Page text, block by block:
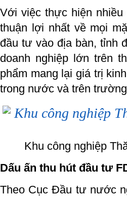
Với việc thực hiện nhiều
thuận lợi nhất về mọi
đầu tư vào địa bàn, tỉnh
doanh nghiệp lớn trên
phẩm mang lại giá trị
trong nước và trên
Khu công nghiệp
Dấu ấn thu hút đầu tư
Theo Cục Đầu tư nước